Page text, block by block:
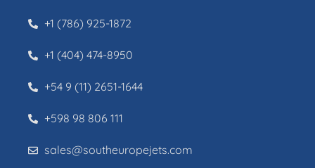
+1 (786) 925-1872
+1 (404) 474-8950
+54 9 (11) 2651-1644
+598 98 806 111
sales@southeuropejets.com